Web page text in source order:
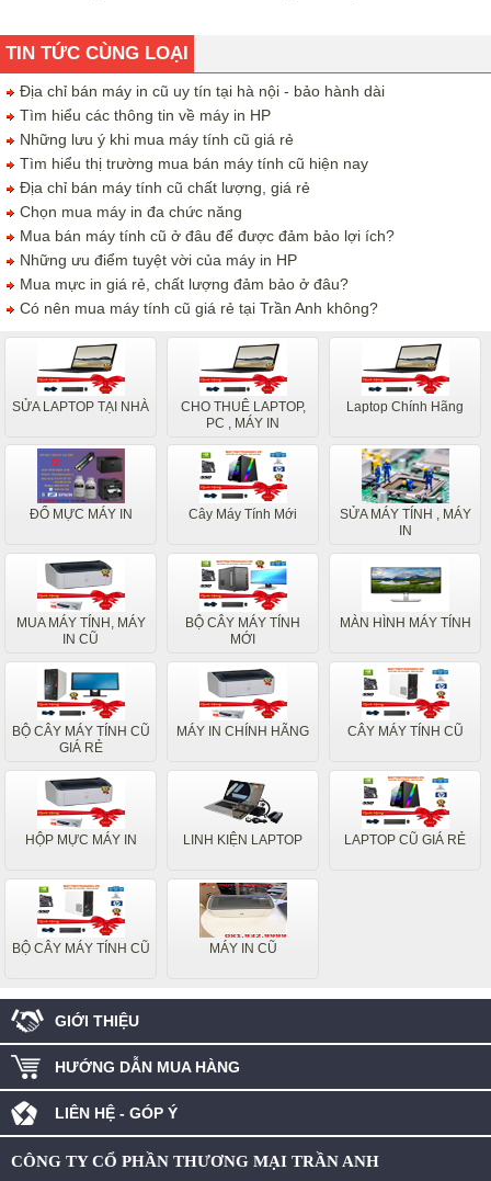
TIN TỨC CÙNG LOẠI
Địa chỉ bán máy in cũ uy tín tại hà nội - bảo hành dài
Tìm hiểu các thông tin về máy in HP
Những lưu ý khi mua máy tính cũ giá rẻ
Tìm hiểu thị trường mua bán máy tính cũ hiện nay
Địa chỉ bán máy tính cũ chất lượng, giá rẻ
Chọn mua máy in đa chức năng
Mua bán máy tính cũ ở đâu để được đảm bảo lợi ích?
Những ưu điểm tuyệt vời của máy in HP
Mua mực in giá rẻ, chất lượng đảm bảo ở đâu?
Có nên mua máy tính cũ giá rẻ tại Trần Anh không?
SỬA LAPTOP TẠI NHÀ
CHO THUÊ LAPTOP,
PC , MÁY IN
Laptop Chính Hãng
ĐỔ MỰC MÁY IN Cây Máy Tính Mới
SỬA MÁY TÍNH , MÁY
IN
MUA MÁY TÍNH, MÁY
IN CŨ
BỘ CÂY MÁY TÍNH
MỚI
MÀN HÌNH MÁY TÍNH
BỘ CÂY MÁY TÍNH CŨ
GIÁ RẺ
MÁY IN CHÍNH HÃNG CÂY MÁY TÍNH CŨ
HỘP MỰC MÁY IN LINH KIỆN LAPTOP LAPTOP CŨ GIÁ RẺ
BỘ CÂY MÁY TÍNH CŨ MÁY IN CŨ
GIỚI THIỆU
HƯỚNG DẪN MUA HÀNG
LIÊN HỆ - GÓP Ý
CÔNG TY CỔ PHẦN THƯƠNG MẠI TRẦN ANH